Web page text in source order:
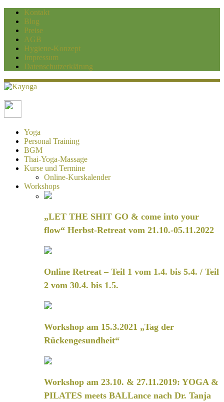
Kontakt
Blog
Preise
AGB
Hygiene-Konzept
Impressum
Datenschutzerklärung
Kayoga
Yoga und Personaltraining Duisburg
Yoga
Personal Training
BGM
Thai-Yoga-Massage
Kurse und Termine
Online-Kurskalender
Workshops
„LET THE SHIT GO & come into your
flow“ Herbst-Retreat vom 21.10.-05.11.2022
Online Retreat – Teil 1 vom 1.4. bis 5.4. / Teil
2 vom 30.4. bis 1.5.
Workshop am 15.3.2021 „Tag der
Rückengesundheit“
Workshop am 23.10. & 27.11.2019: YOGA &
PILATES meets BALLance nach Dr. Tanja